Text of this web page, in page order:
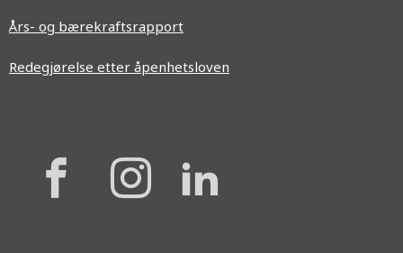
Års- og bærekraftsrapport
Redegjørelse etter åpenhetsloven
{{
'Facebook'|t
}}
{{
}}